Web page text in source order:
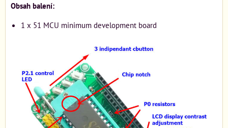
Obsah balení:
1 x 51 MCU minimum development board